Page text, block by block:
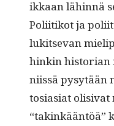
ikkaan lähin­nä
Poli­itikot ja
luk­it­se­van
hinkin his­to­ri­an
niis­sä pysytään
tosi­asi­at
“takinkään­töä”